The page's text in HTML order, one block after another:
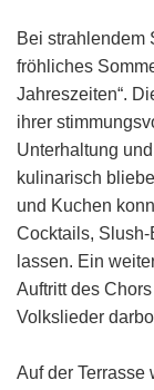
Bei strahlendem
fröhliches
Jahreszeiten“.
ihrer
Unterhaltung
kulinarisch
und Kuchen
Cocktails,
lassen. Ein
Auftritt des
Volkslieder
Auf der Terrasse